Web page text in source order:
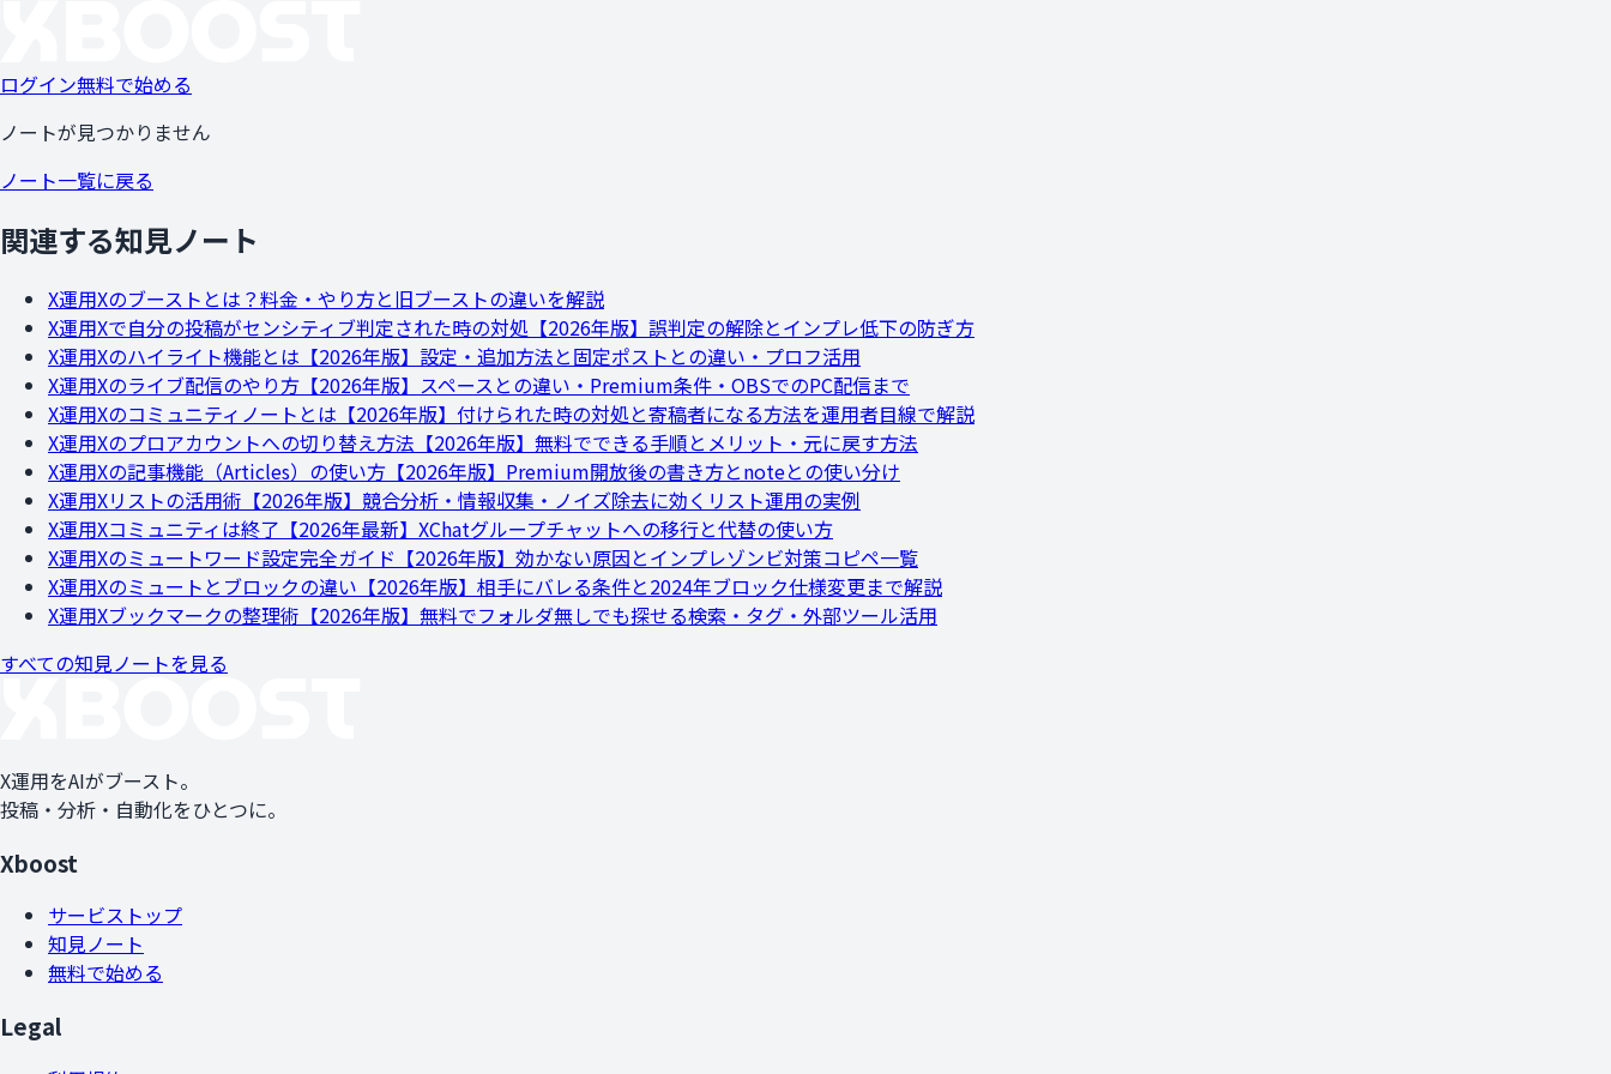
ログイン無料で始める
ノートが見つかりません
ノート一覧に戻る
関連する知見ノート
X運用Xのブーストとは？料金・やり方と旧ブーストの違いを解説
X運用Xで自分の投稿がセンシティブ判定された時の対処【2026年版】誤判定の解除とインプレ低下の防ぎ方
X運用Xのハイライト機能とは【2026年版】設定・追加方法と固定ポストとの違い・プロフ活用
X運用Xのライブ配信のやり方【2026年版】スペースとの違い・Premium条件・OBSでのPC配信まで
X運用Xのコミュニティノートとは【2026年版】付けられた時の対処と寄稿者になる方法を運用者目線で解説
X運用Xのプロアカウントへの切り替え方法【2026年版】無料でできる手順とメリット・元に戻す方法
X運用Xの記事機能（Articles）の使い方【2026年版】Premium開放後の書き方とnoteとの使い分け
X運用Xリストの活用術【2026年版】競合分析・情報収集・ノイズ除去に効くリスト運用の実例
X運用Xコミュニティは終了【2026年最新】XChatグループチャットへの移行と代替の使い方
X運用Xのミュートワード設定完全ガイド【2026年版】効かない原因とインプレゾンビ対策コピペ一覧
X運用Xのミュートとブロックの違い【2026年版】相手にバレる条件と2024年ブロック仕様変更まで解説
X運用Xブックマークの整理術【2026年版】無料でフォルダ無しでも探せる検索・タグ・外部ツール活用
すべての知見ノートを見る
X運用をAIがブースト。
投稿・分析・自動化をひとつに。
Xboost
サービストップ
知見ノート
無料で始める
Legal